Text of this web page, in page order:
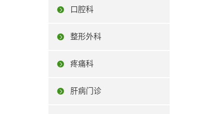
口腔科
整形外科
疼痛科
肝病门诊